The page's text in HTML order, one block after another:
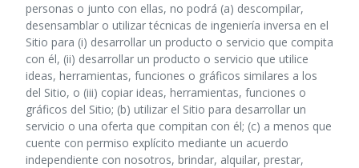
personas o junto con ellas, no podrá (a) descompilar,
desensamblar o utilizar técnicas de ingeniería inversa en el
Sitio para (i) desarrollar un producto o servicio que compita
con él, (ii) desarrollar un producto o servicio que utilice
ideas, herramientas, funciones o gráficos similares a los
del Sitio, o (iii) copiar ideas, herramientas, funciones o
gráficos del Sitio; (b) utilizar el Sitio para desarrollar un
servicio o una oferta que compitan con él; (c) a menos que
cuente con permiso explícito mediante un acuerdo
independiente con nosotros, brindar, alquilar, prestar,